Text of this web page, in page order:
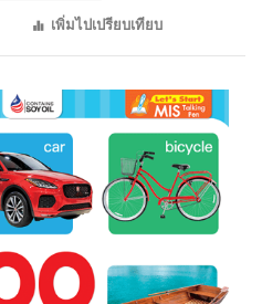
เพิ่มไปเปรียบเทียบ